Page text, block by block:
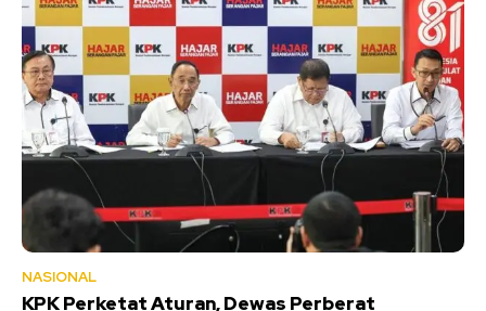
NASIONAL
KPK Perketat Aturan, Dewas Perberat